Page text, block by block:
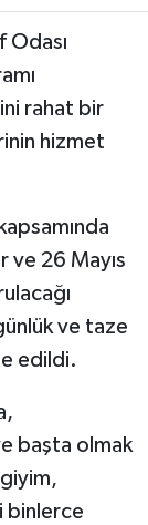
Odası
rahat bir
hizmet
ve 26 Mayıs
ve taze
edildi.
başta olmak
binlerce